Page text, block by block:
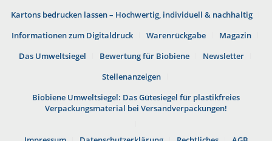
Kartons bedrucken lassen – Hochwertig, individuell & nachhaltig
Informationen zum Digitaldruck
Warenrückgabe
Magazin
Das Umweltsiegel
Bewertung für Biobiene
Newsletter
Stellenanzeigen
Biobiene Umweltsiegel: Das Gütesiegel für plastikfreies
Verpackungsmaterial bei Versandverpackungen!